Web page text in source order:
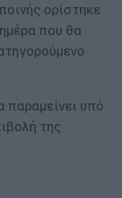
ορίστηκε
που θα
παραμείνει υπό
της